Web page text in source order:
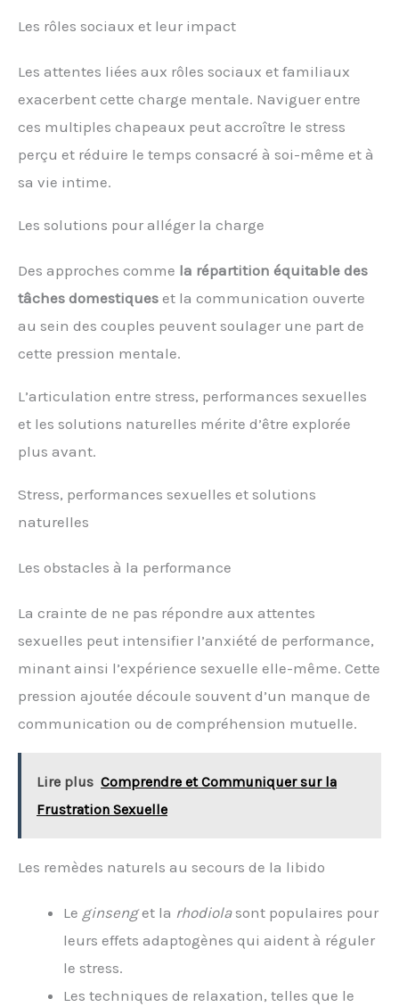
Les rôles sociaux et leur impact
Les attentes liées aux rôles sociaux et familiaux
exacerbent cette charge mentale. Naviguer entre
ces multiples chapeaux peut accroître le stress
perçu et réduire le temps consacré à soi-même et à
sa vie intime.
Les solutions pour alléger la charge
Des approches comme la répartition équitable des
tâches domestiques et la communication ouverte
au sein des couples peuvent soulager une part de
cette pression mentale.
L’articulation entre stress, performances sexuelles
et les solutions naturelles mérite d’être explorée
plus avant.
Stress, performances sexuelles et solutions
naturelles
Les obstacles à la performance
La crainte de ne pas répondre aux attentes
sexuelles peut intensifier l’anxiété de performance,
minant ainsi l’expérience sexuelle elle-même. Cette
pression ajoutée découle souvent d’un manque de
communication ou de compréhension mutuelle.
Lire plus Comprendre et Communiquer sur la
Frustration Sexuelle
Les remèdes naturels au secours de la libido
Le ginsenget la rhodiolasont populaires pour
leurs effets adaptogènes qui aident à réguler
le stress.
Les techniques de relaxation, telles que le